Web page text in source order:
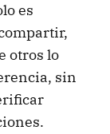
es
otros lo
sin